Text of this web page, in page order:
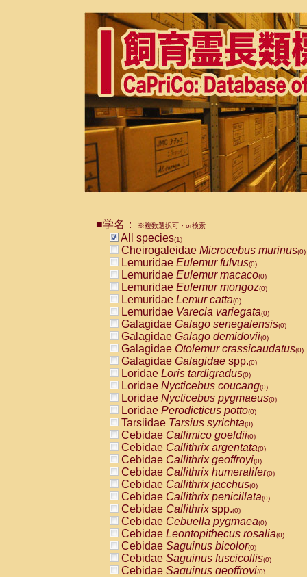
■学名： ※複数選択可・or検索
All species(1)
Cheirogaleidae Microcebus murinus(0)
Lemuridae Eulemur fulvus(0)
Lemuridae Eulemur macaco(0)
Lemuridae Eulemur mongoz(0)
Lemuridae Lemur catta(0)
Lemuridae Varecia variegata(0)
Galagidae Galago senegalensis(0)
Galagidae Galago demidovii(0)
Galagidae Otolemur crassicaudatus(0)
Galagidae Galagidae spp.(0)
Loridae Loris tardigradus(0)
Loridae Nycticebus coucang(0)
Loridae Nycticebus pygmaeus(0)
Loridae Perodicticus potto(0)
Tarsiidae Tarsius syrichta(0)
Cebidae Callimico goeldii(0)
Cebidae Callithrix argentata(0)
Cebidae Callithrix geoffroyi(0)
Cebidae Callithrix humeralifer(0)
Cebidae Callithrix jacchus(0)
Cebidae Callithrix penicillata(0)
Cebidae Callithrixspp.(0)
Cebidae Cebuella pygmaea(0)
Cebidae Leontopithecus rosalia(0)
Cebidae Saguinus bicolor(0)
Cebidae Saguinus fuscicollis(0)
Cebidae Saguinus geoffroyi(0)